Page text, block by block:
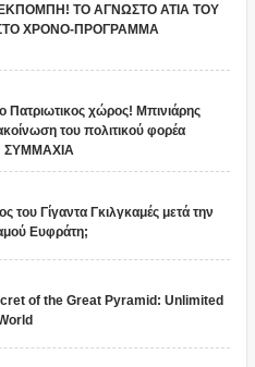
ΤΟ ΑΓΝΩΣΤΟ ΑΤΙΑ ΤΟΥ
ΣΤΟ ΧΡΟΝΟ-ΠΡΟΓΡΑΜΜΑ
Πατριωτικος χώρος! Μπινιάρης
του πολιτικού φορέα
ΣΥΜΜΑΧΙΑ
του Γίγαντα Γκιλγκαμές μετά την
Ευφράτη;
of the Great Pyramid: Unlimited